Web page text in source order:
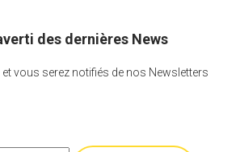
des dernières News
et vous serez notifiés de nos Newsletters